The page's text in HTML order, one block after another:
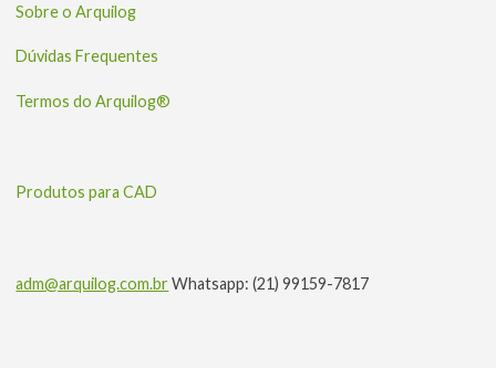
Sobre o Arquilog
Dúvidas Frequentes
Termos do Arquilog®
Produtos para CAD
adm@arquilog.com.brWhatsapp: (21) 99159-7817